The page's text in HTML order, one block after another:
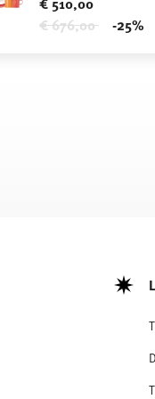
Price reduced from
€ 676,00to -25%